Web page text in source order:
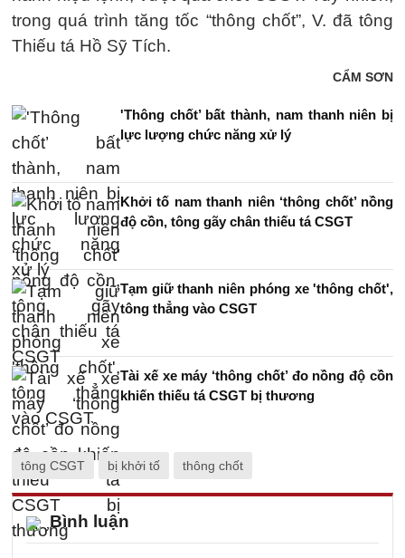
trong quá trình tăng tốc “thông chốt”, V. đã tông
Thiếu tá Hồ Sỹ Tích.
CẨM SƠN
'Thông chốt’ bất thành, nam thanh niên bị
lực lượng chức năng xử lý
Khởi tố nam thanh niên ‘thông chốt’ nồng
độ cồn, tông gãy chân thiếu tá CSGT
Tạm giữ thanh niên phóng xe 'thông chốt',
tông thẳng vào CSGT
Tài xế xe máy ‘thông chốt’ đo nồng độ cồn
khiến thiếu tá CSGT bị thương
tông CSGT bị khởi tố thông chốt
Bình luận